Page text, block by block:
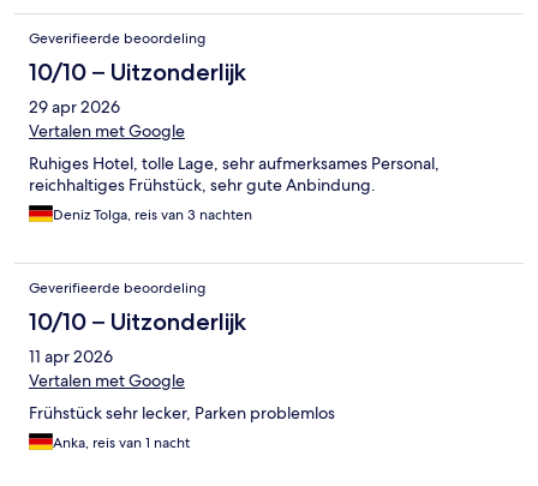
Geverifieerde beoordeling
10/10 – Uitzonderlijk
29 apr 2026
Vertalen met Google
Ruhiges Hotel, tolle Lage, sehr aufmerksames Personal,
reichhaltiges Frühstück, sehr gute Anbindung.
Deniz Tolga, reis van 3 nachten
Geverifieerde beoordeling
10/10 – Uitzonderlijk
11 apr 2026
Vertalen met Google
Frühstück sehr lecker, Parken problemlos
Anka, reis van 1 nacht